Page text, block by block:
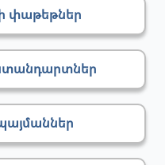
փաթեթներ